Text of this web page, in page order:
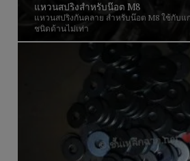
แหวนสปริงสำหรับน๊อต M8
แหวนสปริงกันคลาย สำหรับน๊อต M8 ใช้กับแ
ชนิดด้านไม่เท่า